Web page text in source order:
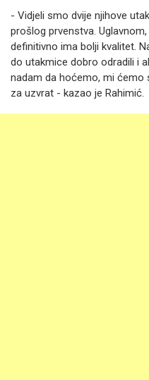
- Vidjeli smo dvije njihove
prošlog prvenstva.
definitivno ima bolji kvalitet.
do utakmice dobro odradili i
nadam da hoćemo, mi ćemo
za uzvrat - kazao je Rahimić.